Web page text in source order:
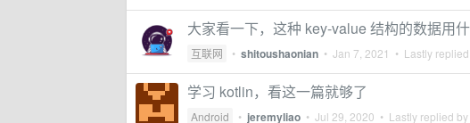
大家看一下，这种 key-value 结构的数据用
互联网 • shitoushaonian • Jan 7, 2021 • Lastly
学习 kotlin，看这一篇就够了
Android • jeremyliao • Jul 29, 2020 • Lastly replied by